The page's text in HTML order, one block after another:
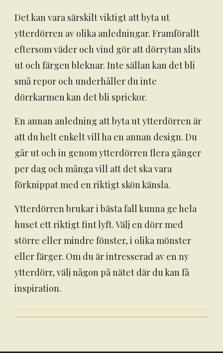
Det kan vara särskilt viktigt att byta ut
ytterdörren av olika anledningar. Framförallt
eftersom väder och vind gör att dörrytan slits
ut och färgen bleknar. Inte sällan kan det bli
små repor och underhåller du inte
dörrkarmen kan det bli sprickor.
En annan anledning att byta ut ytterdörren är
att du helt enkelt vill ha en annan design. Du
går ut och in genom ytterdörren flera gånger
per dag och många vill att det ska vara
förknippat med en riktigt skön känsla.
Ytterdörren brukar i bästa fall kunna ge hela
huset ett riktigt fint lyft. Välj en dörr med
större eller mindre fönster, i olika mönster
eller färger. Om du är intresserad av en ny
ytterdörr, välj någon på nätet där du kan få
inspiration.